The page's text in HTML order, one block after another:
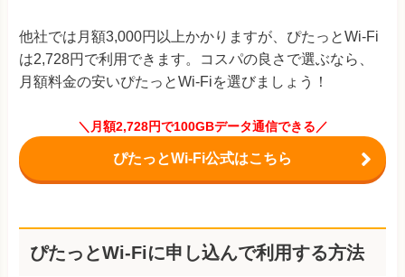
他社では月額3,000円以上かかりますが、ぴたっとWi-Fi
は2,728円で利用できます。コスパの良さで選ぶなら、
月額料金の安いぴたっとWi-Fiを選びましょう！
＼月額2,728円で100GBデータ通信できる／
ぴたっとWi-Fi公式はこちら
ぴたっとWi-Fiに申し込んで利用する方法